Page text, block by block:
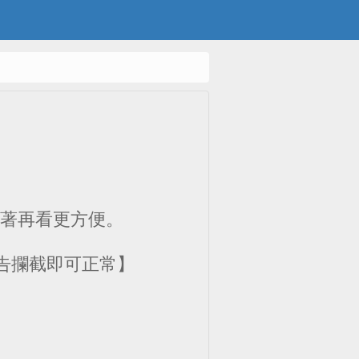
再看更方便。
截即可正常】